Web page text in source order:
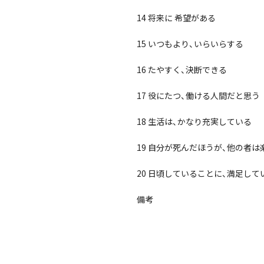
14 将来に 希望がある
15 いつもより、いらいらする
16 たやすく、決断できる
17 役にたつ、働ける人間だと思う
18 生活は、かなり充実している
19 自分が死んだほうが、他の者
20 日頃していることに、満足して
備考